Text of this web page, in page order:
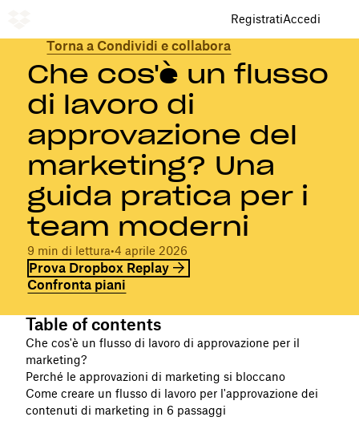
RegistratiAccedi
Torna a Condividi e collabora
Che cos'è un flusso
di lavoro di
approvazione del
marketing? Una
guida pratica per i
team moderni
9 min di lettura•4 aprile 2026
Prova Dropbox Replay
Confronta piani
Table of contents
Che cos'è un flusso di lavoro di approvazione per il
marketing?
Perché le approvazioni di marketing si bloccano
Come creare un flusso di lavoro per l'approvazione dei
contenuti di marketing in 6 passaggi